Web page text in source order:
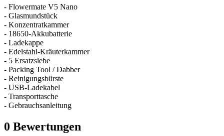
- Flowermate V5 Nano
- Glasmundstück
- Konzentratkammer
- 18650-Akkubatterie
- Ladekappe
- Edelstahl-Kräuterkammer
- 5 Ersatzsiebe
- Packing Tool / Dabber
- Reinigungsbürste
- USB-Ladekabel
- Transporttasche
- Gebrauchsanleitung
0 Bewertungen